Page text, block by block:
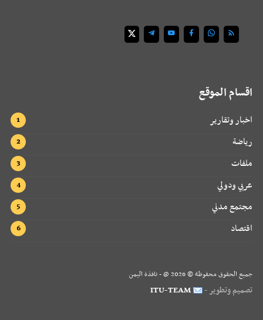
اقسام الموقع
اخبار وتقارير
رياضة
ملفات
عربي ودولي
مجتمع مدني
اقتصاد
جميع الحقوق محفوظة ©2026 @ - نافذة اليمن
تصميم وتطوير - ITU-TEAM